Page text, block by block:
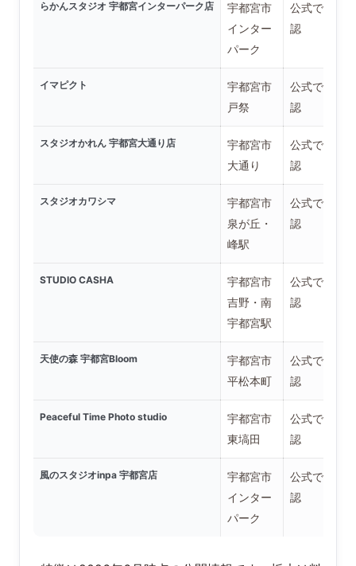
らかんスタジオ 宇都宮インターパーク店
宇都宮市
インター
パーク
公式で要確
認
イマピクト
宇都宮市
戸祭
公式で要確
認
スタジオかれん 宇都宮大通り店
宇都宮市
大通り
公式で要確
認
スタジオカワシマ
宇都宮市
泉が丘・
峰駅
公式で要確
認
STUDIO CASHA
宇都宮市
吉野・南
宇都宮駅
公式で要確
認
天使の森 宇都宮Bloom
宇都宮市
平松本町
公式で要確
認
Peaceful Time Photo studio
宇都宮市
東塙田
公式で要確
認
風のスタジオinpa 宇都宮店
宇都宮市
インター
パーク
公式で要確
認